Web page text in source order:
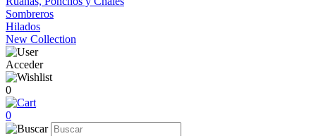
Sombreros
Hilados
New Collection
Acceder
0
0